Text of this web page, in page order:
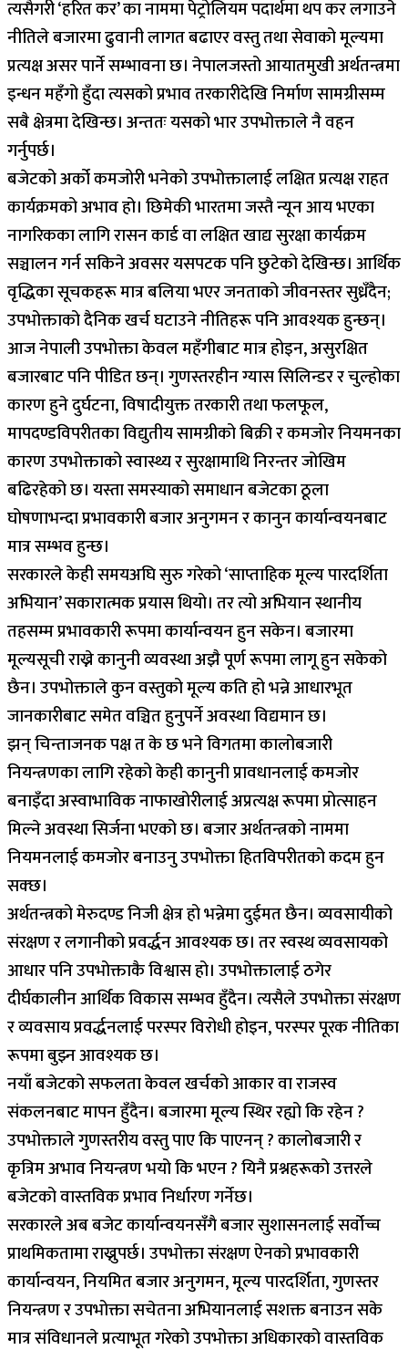
त्यसैगरी ‘हरित कर’ का नाममा पेट्रोलियम पदार्थमा थप कर लगाउने
नीतिले बजारमा ढुवानी लागत बढाएर वस्तु तथा सेवाको मूल्यमा
प्रत्यक्ष असर पार्ने सम्भावना छ। नेपालजस्तो आयातमुखी अर्थतन्त्रमा
इन्धन महँगो हुँदा त्यसको प्रभाव तरकारीदेखि निर्माण सामग्रीसम्म
सबै क्षेत्रमा देखिन्छ। अन्ततः यसको भार उपभोक्ताले नै वहन
गर्नुपर्छ।
बजेटको अर्को कमजोरी भनेको उपभोक्तालाई लक्षित प्रत्यक्ष राहत
कार्यक्रमको अभाव हो। छिमेकी भारतमा जस्तै न्यून आय भएका
नागरिकका लागि रासन कार्ड वा लक्षित खाद्य सुरक्षा कार्यक्रम
सञ्चालन गर्न सकिने अवसर यसपटक पनि छुटेको देखिन्छ। आर्थिक
वृद्धिका सूचकहरू मात्र बलिया भएर जनताको जीवनस्तर सुध्रँदैन;
उपभोक्ताको दैनिक खर्च घटाउने नीतिहरू पनि आवश्यक हुन्छन्।
आज नेपाली उपभोक्ता केवल महँगीबाट मात्र होइन, असुरक्षित
बजारबाट पनि पीडित छन्। गुणस्तरहीन ग्यास सिलिन्डर र चुल्होका
कारण हुने दुर्घटना, विषादीयुक्त तरकारी तथा फलफूल,
मापदण्डविपरीतका विद्युतीय सामग्रीको बिक्री र कमजोर नियमनका
कारण उपभोक्ताको स्वास्थ्य र सुरक्षामाथि निरन्तर जोखिम
बढिरहेको छ। यस्ता समस्याको समाधान बजेटका ठूला
घोषणाभन्दा प्रभावकारी बजार अनुगमन र कानुन कार्यान्वयनबाट
मात्र सम्भव हुन्छ।
सरकारले केही समयअघि सुरु गरेको ‘साप्ताहिक मूल्य पारदर्शिता
अभियान’ सकारात्मक प्रयास थियो। तर त्यो अभियान स्थानीय
तहसम्म प्रभावकारी रूपमा कार्यान्वयन हुन सकेन। बजारमा
मूल्यसूची राख्ने कानुनी व्यवस्था अझै पूर्ण रूपमा लागू हुन सकेको
छैन। उपभोक्ताले कुन वस्तुको मूल्य कति हो भन्ने आधारभूत
जानकारीबाट समेत वञ्चित हुनुपर्ने अवस्था विद्यमान छ।
झन् चिन्ताजनक पक्ष त के छ भने विगतमा कालोबजारी
नियन्त्रणका लागि रहेको केही कानुनी प्रावधानलाई कमजोर
बनाइँदा अस्वाभाविक नाफाखोरीलाई अप्रत्यक्ष रूपमा प्रोत्साहन
मिल्ने अवस्था सिर्जना भएको छ। बजार अर्थतन्त्रको नाममा
नियमनलाई कमजोर बनाउनु उपभोक्ता हितविपरीतको कदम हुन
सक्छ।
अर्थतन्त्रको मेरुदण्ड निजी क्षेत्र हो भन्नेमा दुईमत छैन। व्यवसायीको
संरक्षण र लगानीको प्रवर्द्धन आवश्यक छ। तर स्वस्थ व्यवसायको
आधार पनि उपभोक्ताकै विश्वास हो। उपभोक्तालाई ठगेर
दीर्घकालीन आर्थिक विकास सम्भव हुँदैन। त्यसैले उपभोक्ता संरक्षण
र व्यवसाय प्रवर्द्धनलाई परस्पर विरोधी होइन, परस्पर पूरक नीतिका
रूपमा बुझ्न आवश्यक छ।
नयाँ बजेटको सफलता केवल खर्चको आकार वा राजस्व
संकलनबाट मापन हुँदैन। बजारमा मूल्य स्थिर रह्यो कि रहेन ?
उपभोक्ताले गुणस्तरीय वस्तु पाए कि पाएनन् ? कालोबजारी र
कृत्रिम अभाव नियन्त्रण भयो कि भएन ? यिनै प्रश्नहरूको उत्तरले
बजेटको वास्तविक प्रभाव निर्धारण गर्नेछ।
सरकारले अब बजेट कार्यान्वयनसँगै बजार सुशासनलाई सर्वोच्च
प्राथमिकतामा राख्नुपर्छ। उपभोक्ता संरक्षण ऐनको प्रभावकारी
कार्यान्वयन, नियमित बजार अनुगमन, मूल्य पारदर्शिता, गुणस्तर
नियन्त्रण र उपभोक्ता सचेतना अभियानलाई सशक्त बनाउन सके
मात्र संविधानले प्रत्याभूत गरेको उपभोक्ता अधिकारको वास्तविक